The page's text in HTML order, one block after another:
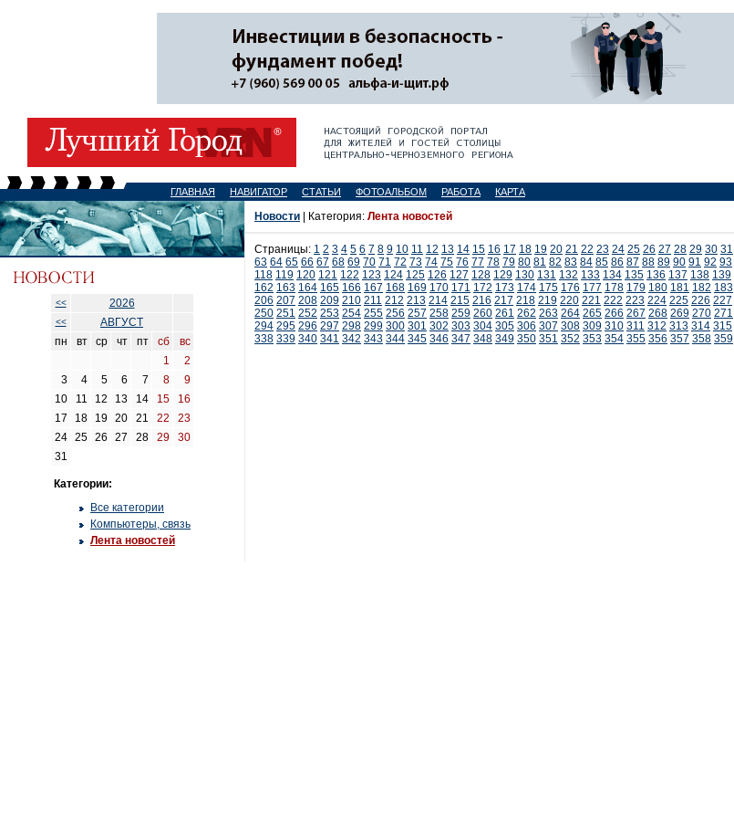
ГЛАВНАЯ НАВИГАТОР СТАТЬИ ФОТОАЛЬБОМ РАБОТА КАРТА
<< 2026
<<
АВГУСТ
пн
вт ср чт пт сб
вс
1
2
3
4 5 6 7 8
9
10
11 12 13 14 15
16
17
18 19 20 21 22
23
24 25 26 27 28 29
30
31
Категории:
Все категории
Компьютеры, связь
Лента новостей
Новости | Категория: Лента новостей
Страницы: 1 2 3 4 5 6 7 8 9 10 11 12 13 14 15 16 17 18 19 20 21 22 23 24 25 26 27 28 29 30 31
63 64 65 66 67 68 69 70 71 72 73 74 75 76 77 78 79 80 81 82 83 84 85 86 87 88 89 90 91 92 93
118 119 120 121 122 123 124 125 126 127 128 129 130 131 132 133 134 135 136 137 138 139
162 163 164 165 166 167 168 169 170 171 172 173 174 175 176 177 178 179 180 181 182 183
206 207 208 209 210 211 212 213 214 215 216 217 218 219 220 221 222 223 224 225 226 227
250 251 252 253 254 255 256 257 258 259 260 261 262 263 264 265 266 267 268 269 270 271
294 295 296 297 298 299 300 301 302 303 304 305 306 307 308 309 310 311 312 313 314 315
338 339 340 341 342 343 344 345 346 347 348 349 350 351 352 353 354 355 356 357 358 359